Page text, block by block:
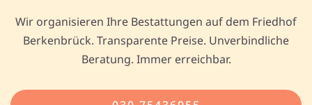
Wir organisieren Ihre Bestattungen auf dem Friedhof
Berkenbrück. Transparente Preise. Unverbindliche
Beratung. Immer erreichbar.